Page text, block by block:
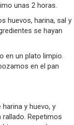
unas 2 horas.
huevos, harina, sal y
se hayan
en un plato limpio.
en el pan
y huevo, y
Repetimos